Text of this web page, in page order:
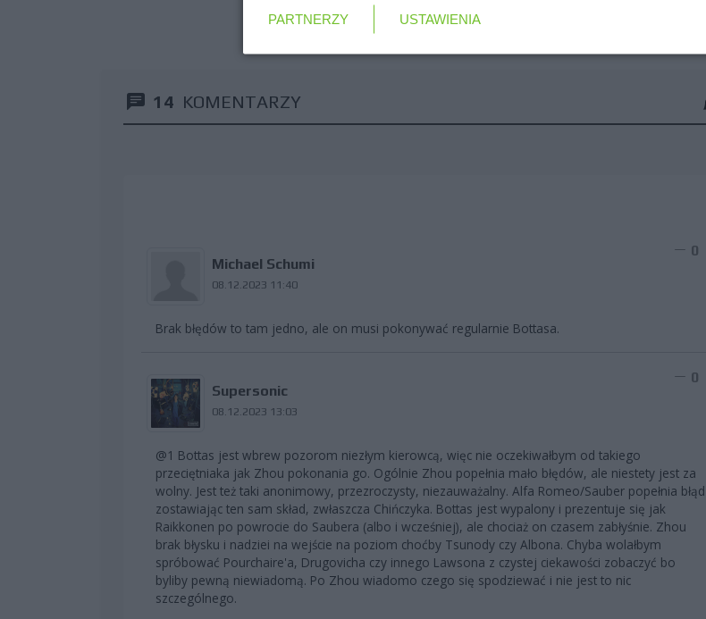
14 KOMENTARZY
Michael Schumi
08.12.2023 11:40
0
Brak błędów to tam jedno, ale on musi pokonywać regularnie Bottasa.
Supersonic
08.12.2023 13:03
0
@1 Bottas jest wbrew pozorom niezłym kierowcą, więc nie oczekiwałbym od takiego
przeciętniaka jak Zhou pokonania go. Ogólnie Zhou popełnia mało błędów, ale niestety jest za
wolny. Jest też taki anonimowy, przezroczysty, niezauważalny. Alfa Romeo/Sauber popełnia błąd
zostawiając ten sam skład, zwłaszcza Chińczyka. Bottas jest wypalony i prezentuje się jak
Raikkonen po powrocie do Saubera (albo i wcześniej), ale chociaż on czasem zabłyśnie. Zhou
brak błysku i nadziei na wejście na poziom choćby Tsunody czy Albona. Chyba wolałbym
spróbować Pourchaire'a, Drugovicha czy innego Lawsona z czystej ciekawości zobaczyć bo
byliby pewną niewiadomą. Po Zhou wiadomo czego się spodziewać i nie jest to nic
szczególnego.
PARTNERZY USTAWIENIA